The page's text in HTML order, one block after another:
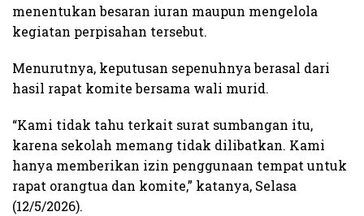
menentukan besaran iuran maupun mengelola
kegiatan perpisahan tersebut.
Menurutnya, keputusan sepenuhnya berasal dari
hasil rapat komite bersama wali murid.
“Kami tidak tahu terkait surat sumbangan itu,
karena sekolah memang tidak dilibatkan. Kami
hanya memberikan izin penggunaan tempat untuk
rapat orangtua dan komite,” katanya, Selasa
(12/5/2026).